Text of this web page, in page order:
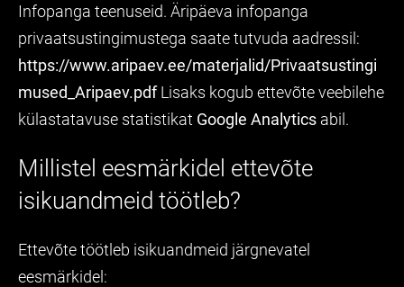
Infopanga teenuseid. Äripäeva infopanga
privaatsustingimustega saate tutvuda aadressil:
https://www.aripaev.ee/materjalid/Privaatsustingi
mused_Aripaev.pdfLisaks kogub ettevõte veebilehe
külastatavuse statistikat Google Analytics abil.
Millistel eesmärkidel ettevõte
isikuandmeid töötleb?
Ettevõte töötleb isikuandmeid järgnevatel
eesmärkidel: